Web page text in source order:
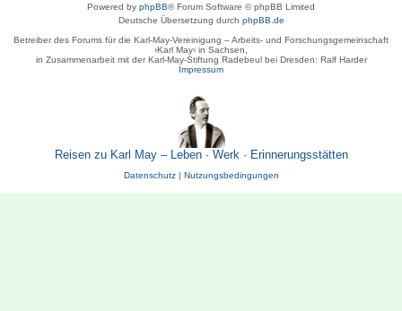
Powered by phpBB® Forum Software © phpBB Limited
Deutsche Übersetzung durch phpBB.de
Betreiber des Forums für die Karl-May-Vereinigung – Arbeits- und Forschungsgemeinschaft
›Karl May‹ in Sachsen,
in Zusammenarbeit mit der Karl-May-Stiftung Radebeul bei Dresden: Ralf Harder
Impressum
Reisen zu Karl May – Leben · Werk · Erinnerungsstätten
Datenschutz| Nutzungsbedingungen